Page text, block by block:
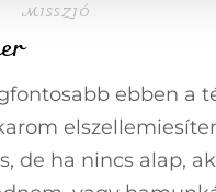
MISSZIÓ
ebben a
de ha nincs alap,